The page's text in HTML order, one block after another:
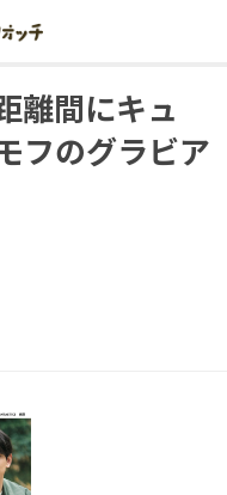
離間にキュ
フのグラビア